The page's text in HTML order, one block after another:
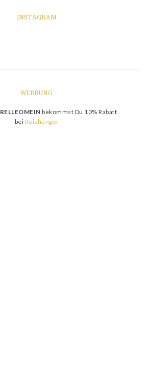
INSTAGRAM
WERBUNG
RELLEOMEIN bekommst Du 10% Rabatt
bei Reishunger